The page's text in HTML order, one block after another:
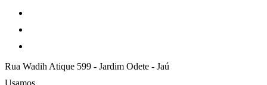
Rua Wadih Atique 599 - Jardim Odete - Jaú
Usamos